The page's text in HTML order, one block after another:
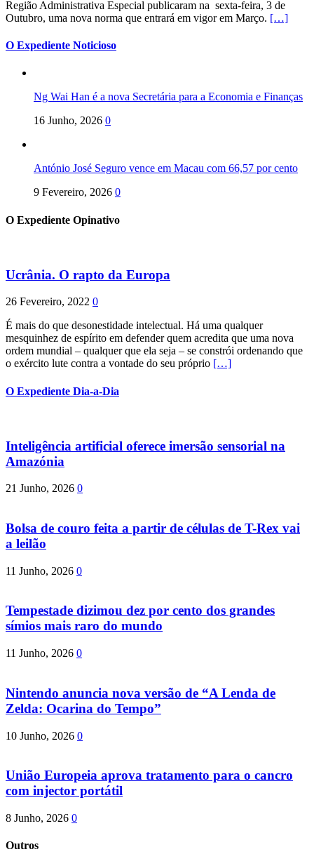
Região Administrativa Especial publicaram na sexta-feira, 3 de
Outubro, uma nova norma que entrará em vigor em Março. […]
O Expediente Noticioso
Ng Wai Han é a nova Secretária para a Economia e Finanças
16 Junho, 2026 0
António José Seguro vence em Macau com 66,57 por cento
9 Fevereiro, 2026 0
O Expediente Opinativo
Ucrânia. O rapto da Europa
26 Fevereiro, 2022 0
É mais do que desonestidade intelectual. Há uma qualquer
mesquinhez de espírito em defender quem acredita que uma nova
ordem mundial – qualquer que ela seja – se constrói ordenando que
o exército lute contra a vontade do seu próprio […]
O Expediente Dia-a-Dia
Inteligência artificial oferece imersão sensorial na
Amazónia
21 Junho, 2026 0
Bolsa de couro feita a partir de células de T-Rex vai
a leilão
11 Junho, 2026 0
Tempestade dizimou dez por cento dos grandes
símios mais raro do mundo
11 Junho, 2026 0
Nintendo anuncia nova versão de “A Lenda de
Zelda: Ocarina do Tempo”
10 Junho, 2026 0
União Europeia aprova tratamento para o cancro
com injector portátil
8 Junho, 2026 0
Outros